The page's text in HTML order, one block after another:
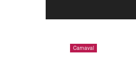
Carnaval